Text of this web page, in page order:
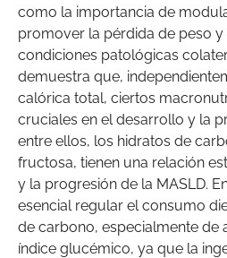
como la importancia de
promover la pérdida de peso
condiciones patológicas
demuestra que,
calórica total, ciertos
cruciales en el desarrollo y la
entre ellos, los hidratos de
fructosa, tienen una relación
y la progresión de la MASLD.
esencial regular el consumo
de carbono, especialmente de
índice glucémico, ya que la